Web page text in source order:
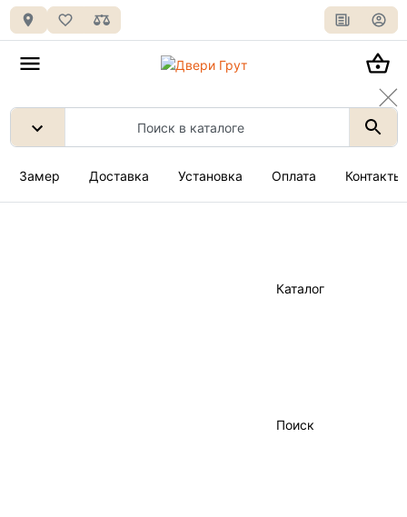
Замер Доставка Установка Оплата Контакты
Каталог
Поиск